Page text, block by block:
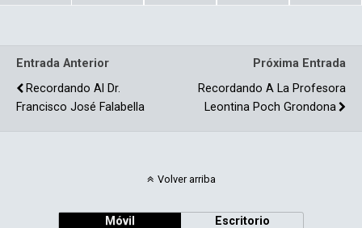
k
Entrada Anterior
Recordando Al Dr.
Francisco José Falabella
Próxima Entrada
Recordando A La Profesora
Leontina Poch Grondona
Volver arriba
Móvil Escritorio